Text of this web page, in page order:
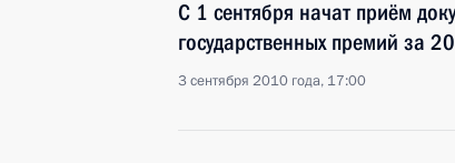
С 1 сентября начат приём
государственных премий за
3 сентября 2010 года, 17:00